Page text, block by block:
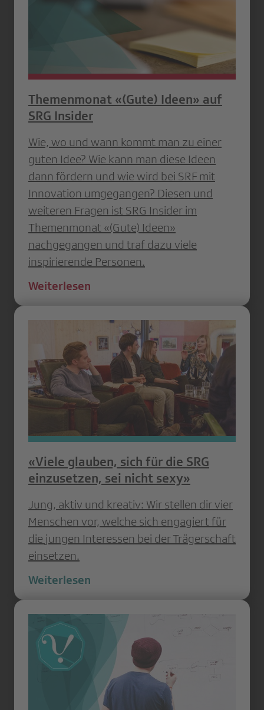
Themenmonat «(Gute) Ideen» auf
SRG Insider
Wie, wo und wann kommt man zu einer
guten Idee? Wie kann man diese Ideen
dann fördern und wie wird bei SRF mit
Innovation umgegangen? Diesen und
weiteren Fragen ist SRG Insider im
Themenmonat «(Gute) Ideen»
nachgegangen und traf dazu viele
inspirierende Personen.
Weiterlesen
«Viele glauben, sich für die SRG
einzusetzen, sei nicht sexy»
Jung, aktiv und kreativ: Wir stellen dir vier
Menschen vor, welche sich engagiert für
die jungen Interessen bei der Trägerschaft
einsetzen.
Weiterlesen